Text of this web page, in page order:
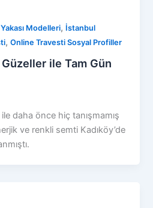
Modelleri, İstanbul
,Online Travesti Sosyal Profiller
ile Tam Gün
daha önce hiç tanışmamış
ve renkli semti Kadıköy’de